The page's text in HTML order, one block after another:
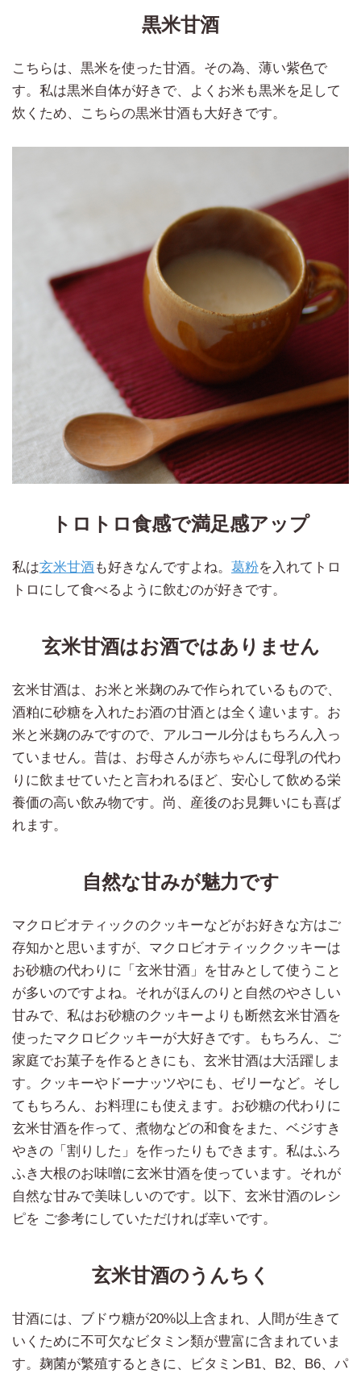
黒米甘酒
こちらは、黒米を使った甘酒。その為、薄い紫色で
す。私は黒米自体が好きで、よくお米も黒米を足して
炊くため、こちらの黒米甘酒も大好きです。
トロトロ食感で満足感アップ
私は玄米甘酒も好きなんですよね。 葛粉を入れてトロ
トロにして食べるように飲むのが好きです。
玄米甘酒はお酒ではありません
玄米甘酒は、お米と米麹のみで作られているもので、
酒粕に砂糖を入れたお酒の甘酒とは全く違います。お
米と米麹のみですので、アルコール分はもちろん入っ
ていません。昔は、お母さんが赤ちゃんに母乳の代わ
りに飲ませていたと言われるほど、安心して飲める栄
養価の高い飲み物です。尚、産後のお見舞いにも喜ば
れます。
自然な甘みが魅力です
マクロビオティックのクッキーなどがお好きな方はご
存知かと思いますが、マクロビオティッククッキーは
お砂糖の代わりに「玄米甘酒」を甘みとして使うこと
が多いのですよね。それがほんのりと自然のやさしい
甘みで、私はお砂糖のクッキーよりも断然玄米甘酒を
使ったマクロビクッキーが大好きです。もちろん、ご
家庭でお菓子を作るときにも、玄米甘酒は大活躍しま
す。クッキーやドーナッツやにも、ゼリーなど。そし
てもちろん、お料理にも使えます。お砂糖の代わりに
玄米甘酒を作って、煮物などの和食をまた、ベジすき
やきの「割りした」を作ったりもできます。私はふろ
ふき大根のお味噌に玄米甘酒を使っています。それが
自然な甘みで美味しいのです。以下、玄米甘酒のレシ
ピを ご参考にしていただければ幸いです。
玄米甘酒のうんちく
甘酒には、ブドウ糖が20%以上含まれ、人間が生きて
いくために不可欠なビタミン類が豊富に含まれていま
す。麹菌が繁殖するときに、ビタミンB1、B2、B6、パ